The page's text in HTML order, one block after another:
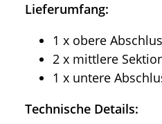
Lieferumfang:
1 x obere
2 x mittlere
1 x untere
Technische Details: